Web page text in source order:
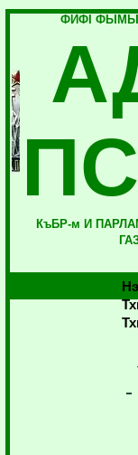
ФИФI
КъБР-м И